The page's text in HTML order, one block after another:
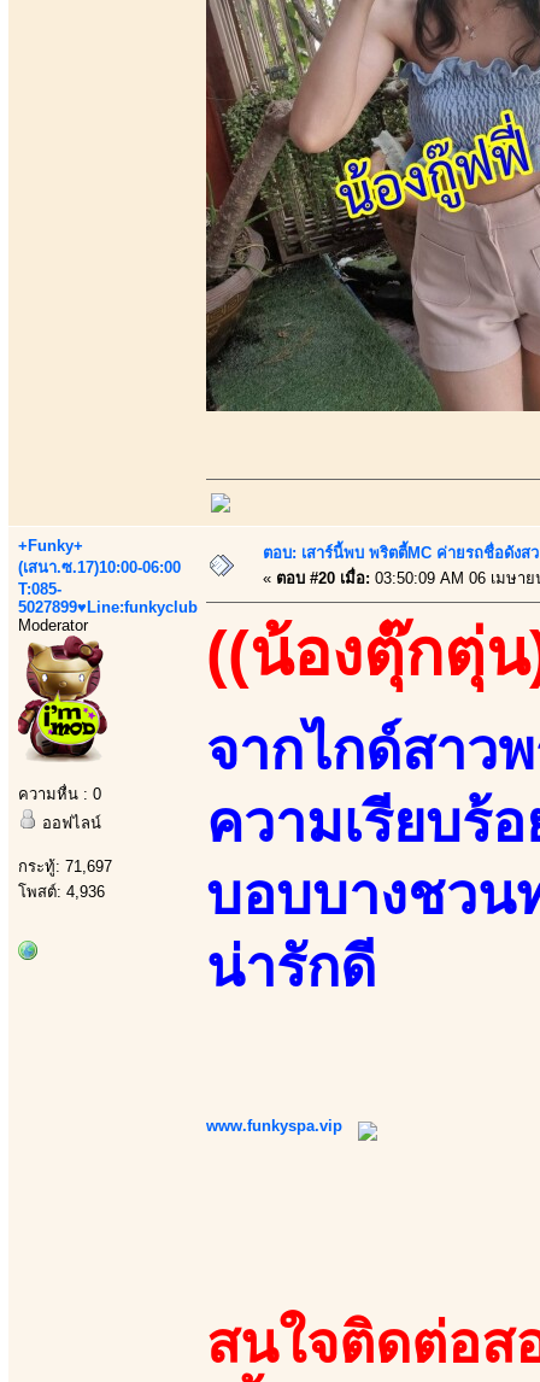
+Funky+
(เสนา.ซ.17)10:00-06:00
T:085-
5027899♥Line:funkyclub
Moderator
ความหื่น : 0
ออฟไลน์
กระทู้: 71,697
โพสต์: 4,936
ตอบ: เสาร์นี้พบ พริตตี้MC ค่ายรถชื่อดังส
« ตอบ #20 เมื่อ: 03:50:09 AM 06 เมษาย
((น้องตุ๊กตุ่
จากไกด์สาว
ความเรียบร้
บอบบางชวน
น่ารักดี
www.funkyspa.vip
สนใจติดต่อส